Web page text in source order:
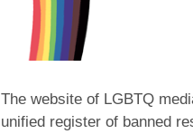
The website of LGBTQ
unified register of banned